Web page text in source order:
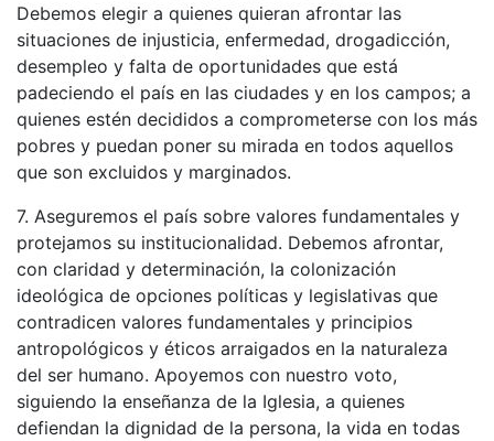
Debemos elegir a quienes quieran afrontar las
situaciones de injusticia, enfermedad, drogadicción,
desempleo y falta de oportunidades que está
padeciendo el país en las ciudades y en los campos; a
quienes estén decididos a comprometerse con los más
pobres y puedan poner su mirada en todos aquellos
que son excluidos y marginados.
7. Aseguremos el país sobre valores fundamentales y
protejamos su institucionalidad. Debemos afrontar,
con claridad y determinación, la colonización
ideológica de opciones políticas y legislativas que
contradicen valores fundamentales y principios
antropológicos y éticos arraigados en la naturaleza
del ser humano. Apoyemos con nuestro voto,
siguiendo la enseñanza de la Iglesia, a quienes
defiendan la dignidad de la persona, la vida en todas